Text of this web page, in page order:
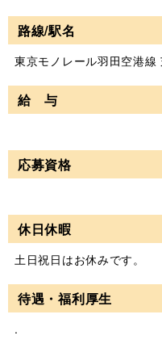
路線/駅名
東京モノレール羽田空港
給 与
応募資格
休日休暇
土日祝日はお休みです。
待遇・福利厚生
.